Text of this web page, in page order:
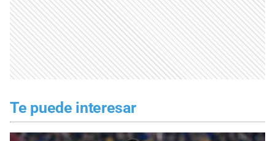
Te puede interesar